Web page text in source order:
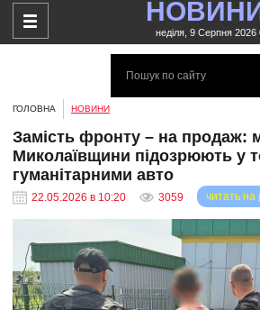
неділя, 9 Серпня 2026
ГОЛОВНА НОВИНИ
Замість фронту – на продаж:
Миколаївщини підозрюють у
гуманітарними авто
22.05.2026 в 10:20 3059 читать на